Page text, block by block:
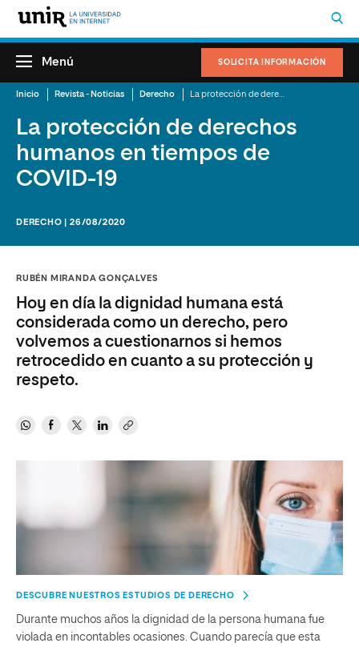
SOLICITA INFORMACIÓN
Menú
Inicio Revista - Noticias Derecho
La protección de derechos
humanos en tiempos de
COVID-19
DERECHO | 26/08/2020
RUBÉN MIRANDA GONÇALVES
Hoy en día la dignidad humana está
considerada como un derecho, pero
volvemos a cuestionarnos si hemos
retrocedido en cuanto a su protección y
respeto.
DESCUBRE NUESTROS ESTUDIOS DE DERECHO
Durante muchos años la dignidad de la persona humana fue
violada en incontables ocasiones. Cuando parecía que esta